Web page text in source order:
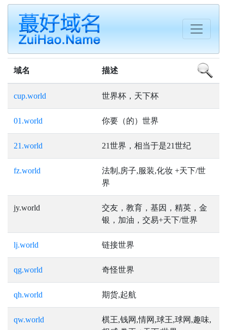
域名 描述
cup.world 世界杯，天下杯
01.world 你要（的）世界
21.world 21世界，相当于是21世纪
fz.world
法制,房子,服装,化妆 +天下/世
界
jy.world
交友，教育，基因，精英，金
银，加油，交易+天下/世界
lj.world 链接世界
qg.world 奇怪世界
qh.world 期货,起航
qw.world
棋王,钱网,情网,球王,球网,趣味,